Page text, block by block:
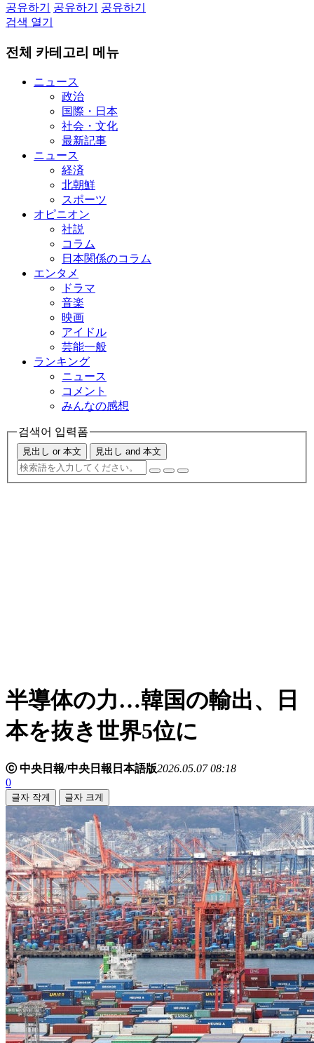
공유하기
공유하기
공유하기
검색 열기
전체 카테고리 메뉴
ニュース
政治
国際・日本
社会・文化
最新記事
ニュース
経済
北朝鮮
スポーツ
オピニオン
社説
コラム
日本関係のコラム
エンタメ
ドラマ
音楽
映画
アイドル
芸能一般
ランキング
ニュース
コメント
みんなの感想
검색어 입력폼
見出し or 本文 見出し and 本文
半導体の力…韓国の輸出、日
本を抜き世界5位に
ⓒ 中央日報/中央日報日本語版2026.05.07 08:18
0
글자 작게 글자 크게